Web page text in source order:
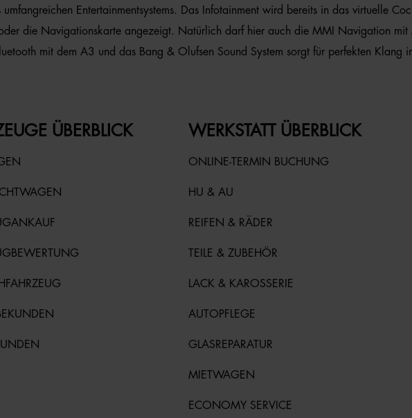
Entertainmentsystems. Das Infotainment wird bereits in das virtuelle
die Navigationskarte angezeigt. Natürlich darf hier auch die MMI Navigation mit
mit dem A3 und das Bang & Olufsen Sound System sorgt für perfekten Klang
ÜBERBLICK WERKSTATT ÜBERBLICK
ONLINE-TERMIN BUCHUNG
HU & AU
REIFEN & RÄDER
TEILE & ZUBEHÖR
LACK & KAROSSERIE
AUTOPFLEGE
GLASREPARATUR
MIETWAGEN
ECONOMY SERVICE